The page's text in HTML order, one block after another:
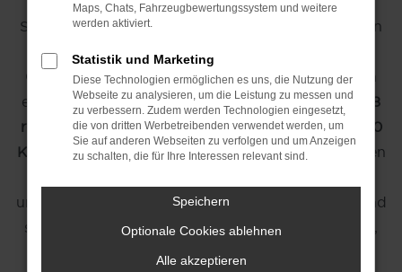
Sie suchen eine neue berufliche Herausforderung in
der Automobilbranche? Die
Gruppebietet Ihnen vielseitige Karrierechancen in
einem der führenden Autohäuser der Region. Mit
8
renommierten Marken, 14 Standorten und rund 620
Kolleginnen und Kollegensind wir einer der größten
und Umgebung. Werden Sie Teil des
und
starten Sie Ihre Karriere bei uns – ob als Fachkraft,
Quereinsteiger oder Auszubildender.
Maps, Chats, Fahrzeugbewertungssystem und weitere
werden aktiviert.
Statistik und Marketing
Diese Technologien ermöglichen es uns, die Nutzung der
Webseite zu analysieren, um die Leistung zu messen und
zu verbessern. Zudem werden Technologien eingesetzt,
die von dritten Werbetreibenden verwendet werden, um
Sie auf anderen Webseiten zu verfolgen und um Anzeigen
zu schalten, die für Ihre Interessen relevant sind.
Speichern
Optionale Cookies ablehnen
Alle akzeptieren